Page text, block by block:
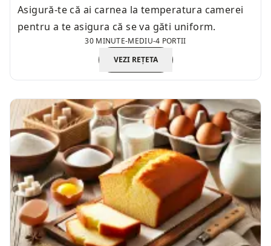
Asigură-te că ai carnea la temperatura camerei
pentru a te asigura că se va găti uniform.
30 MINUTE-MEDIU-4 PORTII
VEZI REȚETA